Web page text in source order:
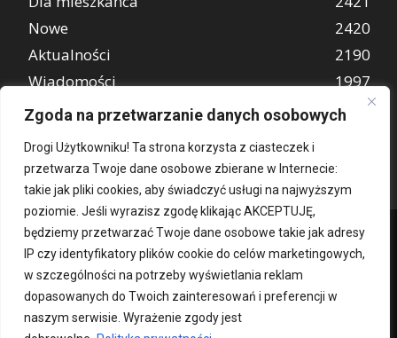
Zgoda na przetwarzanie danych osobowych
Drogi Użytkowniku! Ta strona korzysta z ciasteczek i
przetwarza Twoje dane osobowe zbierane w Internecie:
takie jak pliki cookies, aby świadczyć usługi na najwyższym
poziomie. Jeśli wyrazisz zgodę klikając AKCEPTUJĘ,
będziemy przetwarzać Twoje dane osobowe takie jak adresy
IP czy identyfikatory plików cookie do celów marketingowych,
w szczególności na potrzeby wyświetlania reklam
dopasowanych do Twoich zainteresowań i preferencji w
naszym serwisie. Wyrażenie zgody jest
Nowe
2420
Aktualności
2190
Wiadomości
1997
REKLAMA
849